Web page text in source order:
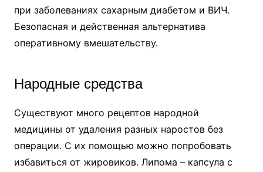
при заболеваниях сахарным диабетом и ВИЧ.
Безопасная и действенная альтернатива
оперативному вмешательству.
Народные средства
Существуют много рецептов народной
медицины от удаления разных наростов без
операции. С их помощью можно попробовать
избавиться от жировиков. Липома – капсула с